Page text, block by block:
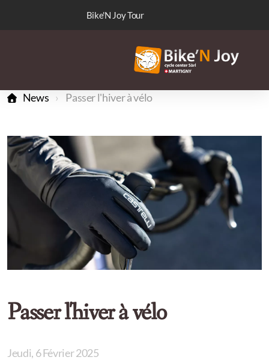
Bike'N Joy Tour
News Passer l'hiver à vélo
Passer l'hiver à vélo
Jeudi, 6 Février 2025
Nos marques
Communauté WhatsApp
Atelier